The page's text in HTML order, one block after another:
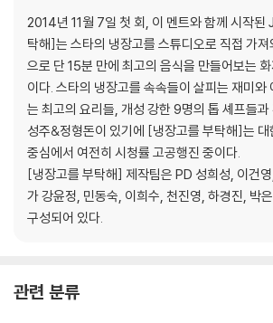
For덕
봉선아 시집 가자미
곤봉 (곤약봉골레)
보굴보굴
안심하드라고
삼고마비
치튀치튀뱅뱅
스푼파스타
김마삼
부드러어
2. Chef 샘킴
2014년 11월 7일 첫 회, 이 멘트와 함께 시작
탁해]는 스타의 냉장고를 스튜디오로 직접 가
으로 단 15분 만에 최고의 음식을 만들어보는
이다. 스타의 냉장고를 속속들이 살피는 재미와
는 최고의 요리들, 개성 강한 9명의 톱 셰프들
성주&정형돈이 있기에 [냉장고를 부탁해]는 대
중심에서 여전히 시청률 고공행진 중이다.
[냉장고를 부탁해] 제작팀은 PD 성희성, 이건
가 강윤정, 민동숙, 이희수, 천진영, 하경진, 박
구성되어 있다.
관련 분류